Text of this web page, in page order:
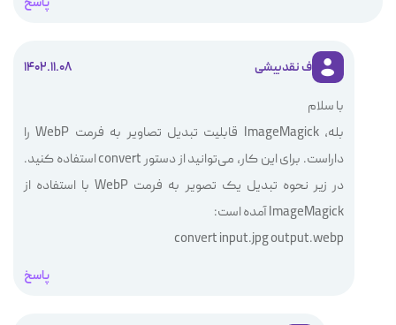
ف نقدبیشی 1402.11.08
با سلام
بله، ImageMagick قابلیت تبدیل تصاویر به فرمت WebP را
داراست. برای این کار، می‌توانید از دستور convert استفاده کنید.
در زیر نحوه تبدیل یک تصویر به فرمت WebP با استفاده از
ImageMagick آمده است:
convert input.jpg output.webp
پاسخ